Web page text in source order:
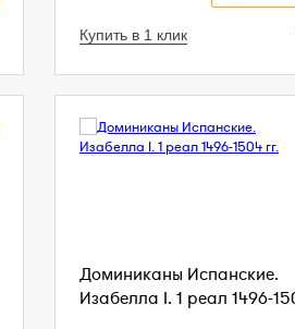
Купить в 1 клик
Доминиканы Испанские.
Изабелла I. 1 реал 1496-